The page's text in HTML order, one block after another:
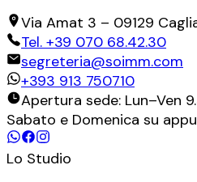
Via Amat 3 – 09129
Tel. +39 070 68.42.30
segreteria@soimm.com
+393 913 750710
Apertura sede: Lun–Ven
Sabato e Domenica su
Lo Studio